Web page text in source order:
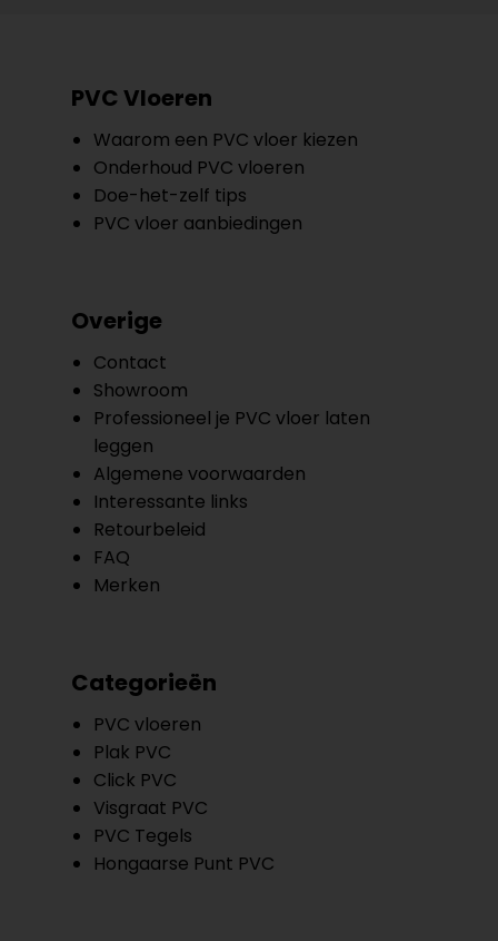
PVC Vloeren
Waarom een PVC vloer kiezen
Onderhoud PVC vloeren
Doe-het-zelf tips
PVC vloer aanbiedingen
Overige
Contact
Showroom
Professioneel je PVC vloer laten
leggen
Algemene voorwaarden
Interessante links
Retourbeleid
FAQ
Merken
Categorieën
PVC vloeren
Plak PVC
Click PVC
Visgraat PVC
PVC Tegels
Hongaarse Punt PVC